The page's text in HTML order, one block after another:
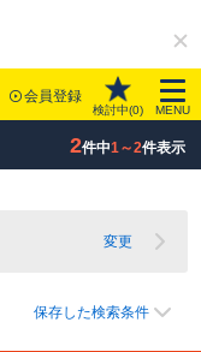
会員登録
検討中(0) MENU
2件中1～2件表示
変更
保存した検索条件